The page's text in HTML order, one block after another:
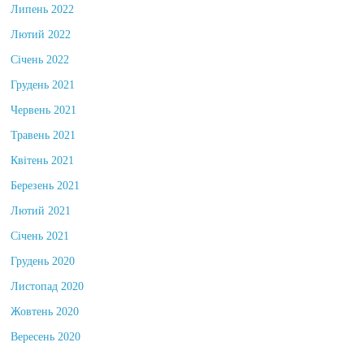
Липень 2022
Лютий 2022
Січень 2022
Грудень 2021
Червень 2021
Травень 2021
Квітень 2021
Березень 2021
Лютий 2021
Січень 2021
Грудень 2020
Листопад 2020
Жовтень 2020
Вересень 2020